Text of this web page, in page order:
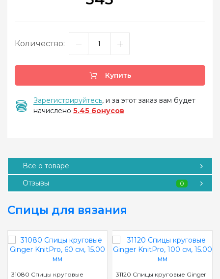
Количество:
Купить
Зарегистрируйтесь, и за этот заказ вам будет
начислено 5.45 бонусов
Все о товаре
Отзывы
0
Спицы для вязания
31080 Спицы круговые
31120 Спицы круговые Ginger